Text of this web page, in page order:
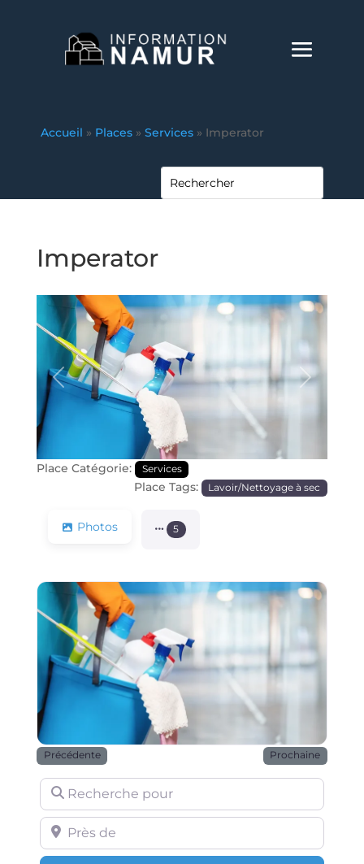
Accueil » Places » Services » Imperator
Imperator
Précédente Prochaine
Place Catégorie: Services
Place Tags: Lavoir/Nettoyage à sec
Photos 5
Précédente Prochaine
Recherche pour
Près de